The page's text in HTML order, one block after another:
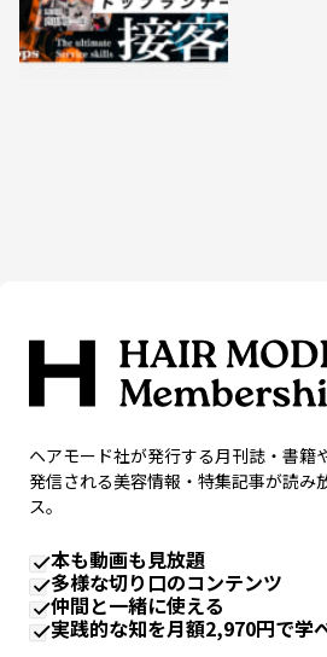
ヘアモード社が発行する月刊誌・書籍
発信される美容情報・特集記事が読み
ス。
本も動画も見放題
多様な切り口のコンテンツ
仲間と一緒に使える
実践的な知を月額2,970円で学